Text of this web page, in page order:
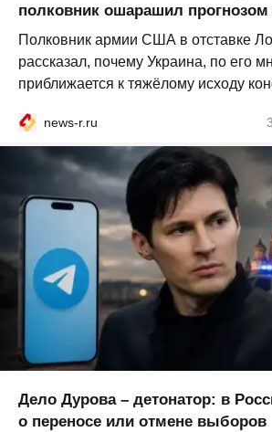
полковник ошарашил прогнозом
Полковник армии США в отставке
рассказал, почему Украина, по его
приближается к тяжёлому исходу
news-r.ru
Дело Дурова – детонатор: в
о переносе или отмене выборов